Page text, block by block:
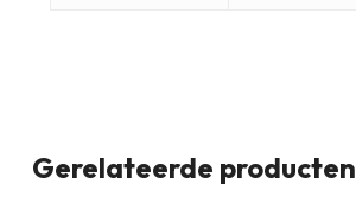
Gerelateerde producten